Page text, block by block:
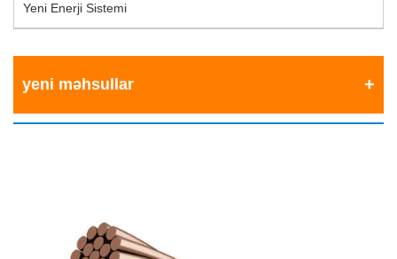
Yeni Enerji Sistemi
yeni məhsullar